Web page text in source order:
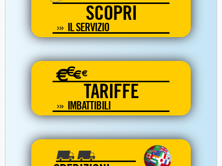
SCOPRI
IL SERVIZIO
€€€€
TARIFFE
IMBATTIBILI